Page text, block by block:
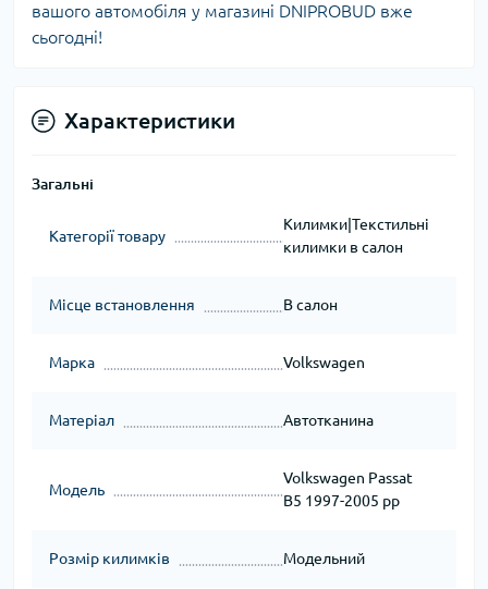
вашого автомобіля у магазині DNIPROBUD вже
сьогодні!
Характеристики
Загальні
Категорії товару
Килимки|Текстильні
килимки в салон
Місце встановлення В салон
Марка Volkswagen
Матеріал Автотканина
Модель
Volkswagen Passat
B5 1997-2005 рр
Розмір килимків Модельний